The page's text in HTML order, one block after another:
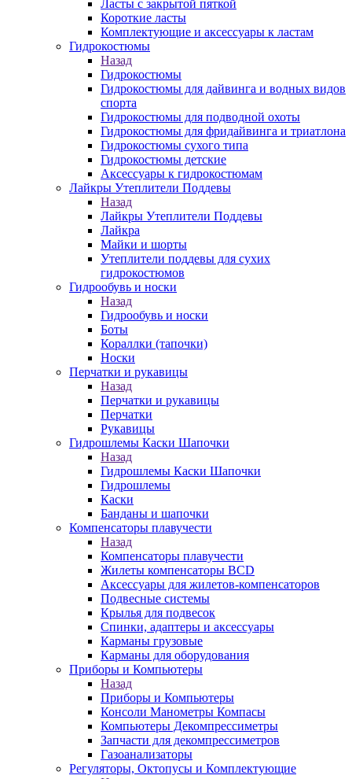
Ласты с закрытой пяткой
Короткие ласты
Комплектующие и аксессуары к ластам
Гидрокостюмы
Назад
Гидрокостюмы
Гидрокостюмы для дайвинга и водных видов
спорта
Гидрокостюмы для подводной охоты
Гидрокостюмы для фридайвинга и триатлона
Гидрокостюмы сухого типа
Гидрокостюмы детские
Аксессуары к гидрокостюмам
Лайкры Утеплители Поддевы
Назад
Лайкры Утеплители Поддевы
Лайкра
Майки и шорты
Утеплители поддевы для сухих
гидрокостюмов
Гидрообувь и носки
Назад
Гидрообувь и носки
Боты
Кораллки (тапочки)
Носки
Перчатки и рукавицы
Назад
Перчатки и рукавицы
Перчатки
Рукавицы
Гидрошлемы Каски Шапочки
Назад
Гидрошлемы Каски Шапочки
Гидрошлемы
Каски
Банданы и шапочки
Компенсаторы плавучести
Назад
Компенсаторы плавучести
Жилеты компенсаторы BCD
Аксессуары для жилетов-компенсаторов
Подвесные системы
Крылья для подвесок
Спинки, адаптеры и аксессуары
Карманы грузовые
Карманы для оборудования
Приборы и Компьютеры
Назад
Приборы и Компьютеры
Консоли Манометры Компасы
Компьютеры Декомпрессиметры
Запчасти для декомпрессиметров
Газоанализаторы
Регуляторы, Октопусы и Комплектующие